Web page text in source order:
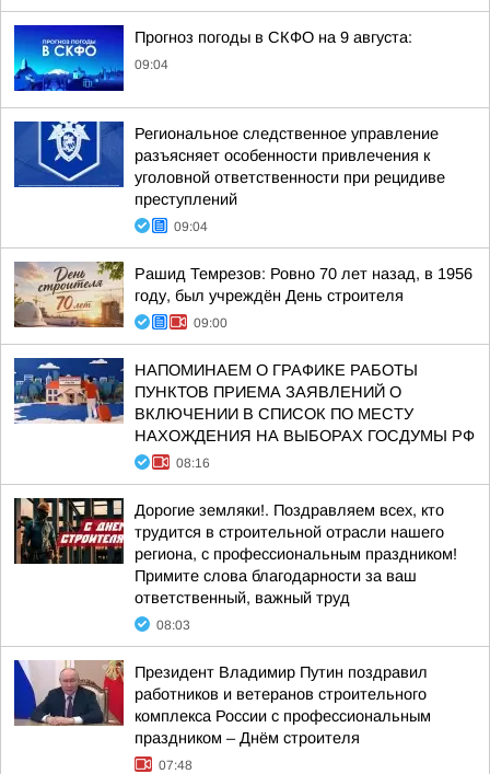
Прогноз погоды в СКФО на 9 августа:
09:04
Региональное следственное управление
разъясняет особенности привлечения к
уголовной ответственности при рецидиве
преступлений
09:04
Рашид Темрезов: Ровно 70 лет назад, в 1956
году, был учреждён День строителя
09:00
НАПОМИНАЕМ О ГРАФИКЕ РАБОТЫ
ПУНКТОВ ПРИЕМА ЗАЯВЛЕНИЙ О
ВКЛЮЧЕНИИ В СПИСОК ПО МЕСТУ
НАХОЖДЕНИЯ НА ВЫБОРАХ ГОСДУМЫ РФ
08:16
Дорогие земляки!. Поздравляем всех, кто
трудится в строительной отрасли нашего
региона, с профессиональным праздником!
Примите слова благодарности за ваш
ответственный, важный труд
08:03
Президент Владимир Путин поздравил
работников и ветеранов строительного
комплекса России с профессиональным
праздником – Днём строителя
07:48